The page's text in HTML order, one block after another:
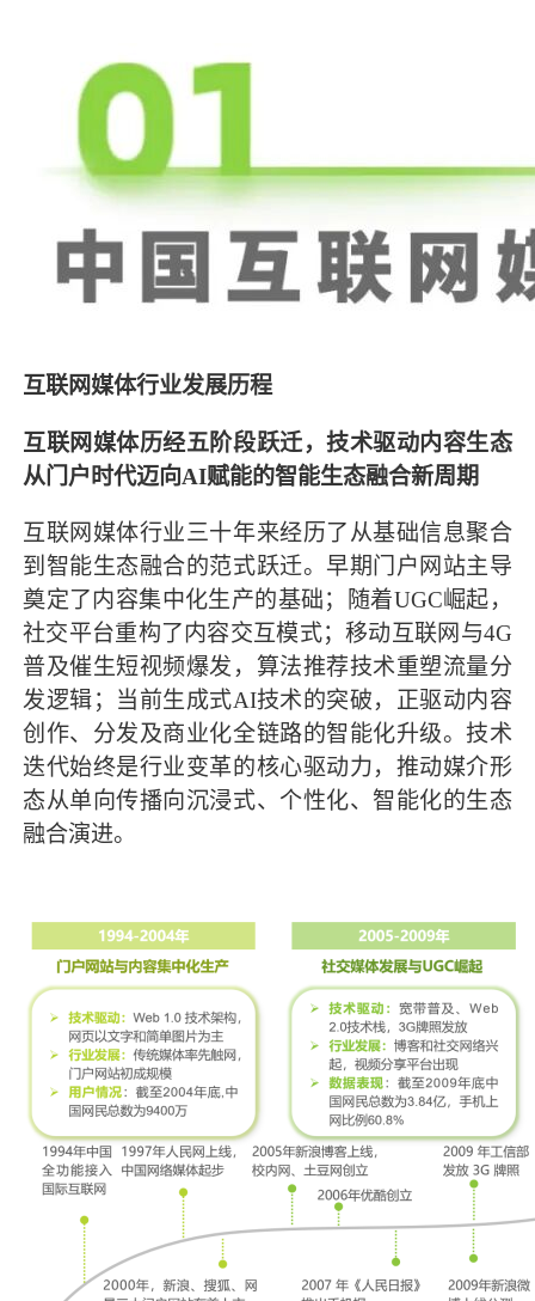
互联网媒体行业发展历程
互联网媒体历经五阶段跃迁，技术驱动内容生态
从门户时代迈向AI赋能的智能生态融合新周期
互联网媒体行业三十年来经历了从基础信息聚合
到智能生态融合的范式跃迁。早期门户网站主导
奠定了内容集中化生产的基础；随着UGC崛起，
社交平台重构了内容交互模式；移动互联网与4G
普及催生短视频爆发，算法推荐技术重塑流量分
发逻辑；当前生成式AI技术的突破，正驱动内容
创作、分发及商业化全链路的智能化升级。技术
迭代始终是行业变革的核心驱动力，推动媒介形
态从单向传播向沉浸式、个性化、智能化的生态
融合演进。